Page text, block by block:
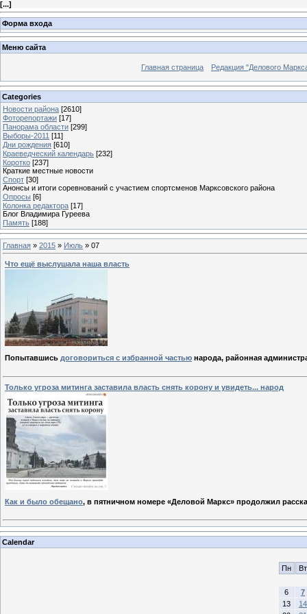
[...]
Форма входа
Меню сайта
Главная страница Редакция "Делового
Categories
Новости района [2610]
Фоторепортажи [17]
Панорама области [299]
Выборы-2011 [11]
Дни рождения [610]
Краеведческий календарь [232]
Коротко [237]
Краткие местные новости
Спорт [30]
Анонсы и итоги соревнований с участием спортсменов Марксовского района
Опросы [6]
Колонка редактора [17]
Блог Владимира Гуреева
Память [188]
Главная » 2015 » Июль » 07
Что ещё выслушала наша власть
Попытавшись договориться с избранной частью народа, районная
Только угроза митинга заставила власть снять корону и увидеть... народ
Как и было обещано, в пятничном номере «Деловой Маркс» продолжил
Calendar
Пн Вт
6
7
13
14